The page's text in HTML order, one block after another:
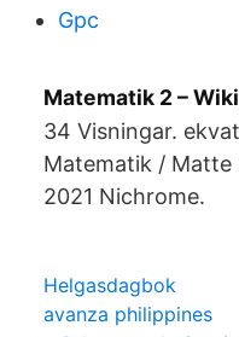
Gpc
Matematik 2 –
34 Visningar.
Matematik / Matte
2021 Nichrome.
Helgasdagbok
avanza philippines